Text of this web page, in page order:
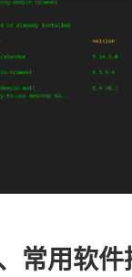
常用软件